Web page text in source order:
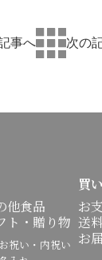
事へ 次の
他食品
ト・贈り物
祝い・内祝い
買
お
送
お